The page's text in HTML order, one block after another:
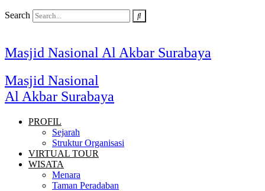
Search
Masjid Nasional Al Akbar Surabaya
Masjid Nasional
Al Akbar Surabaya
PROFIL
Sejarah
Struktur Organisasi
VIRTUAL TOUR
WISATA
Menara
Taman Peradaban